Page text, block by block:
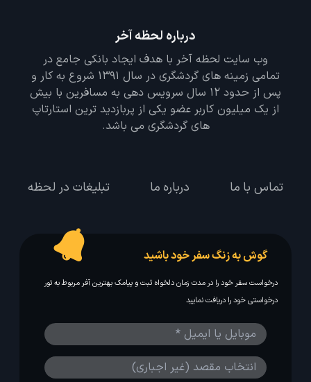
درباره لحظه آخر
وب سایت لحظه آخر با هدف ایجاد بانکی جامع در
تمامی زمینه های گردشگری در سال 1391 شروع به کار و
پس از حدود 12 سال سرویس دهی به مسافرین با بیش
از یک میلیون کاربر عضو یکی از پربازدید ترین استارتاپ
های گردشگری می باشد.
تماس با ما درباره ما تبلیغات در لحظه
گوش به زنگ سفر خود باشید
درخواست سفر خود را در مدت زمان دلخواه ثبت و پیامک بهترین آفر مربوط به تور
درخواستی خود را دریافت نمایید